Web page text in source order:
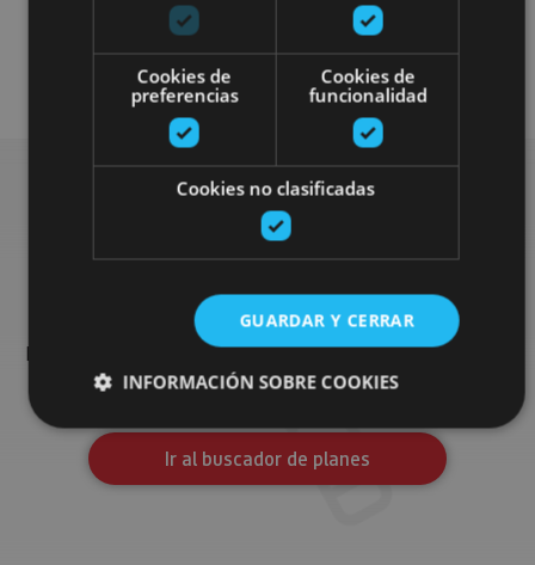
Localidades Arquitectura civil
Visitas guiadas
Busca más planes
Encuentra planes y sugerencias para completar tu viaje en
Navarra: actividades organizadas, visitas y los eventos más
destados de la agenda.
Ir al buscador de planes
Cookies de
preferencias
Cookies de
funcionalidad
Cookies no clasificadas
GUARDAR Y CERRAR
INFORMACIÓN SOBRE COOKIES